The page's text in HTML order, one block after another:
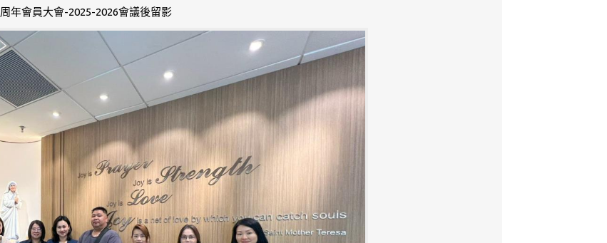
周年會員大會-2025-2026會議後留影